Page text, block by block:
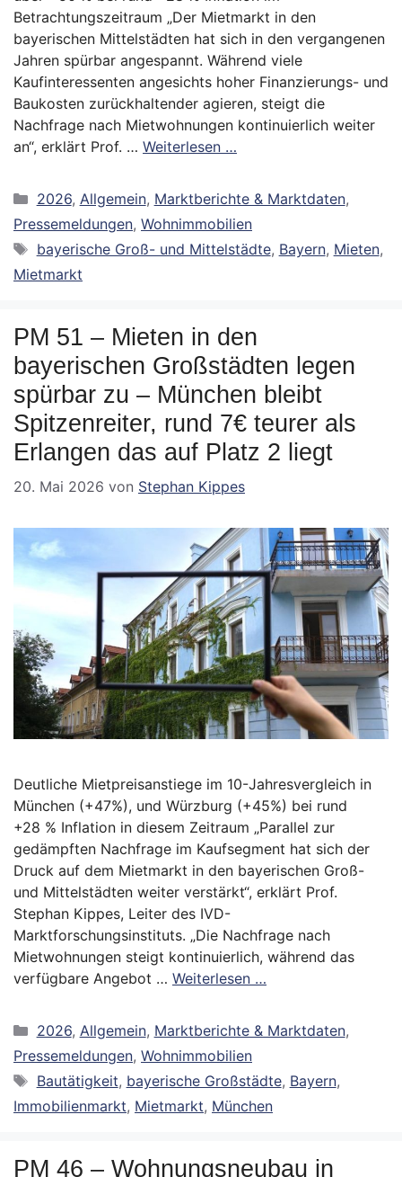
Betrachtungszeitraum „Der Mietmarkt in den
bayerischen Mittelstädten hat sich in den vergangenen
Jahren spürbar angespannt. Während viele
Kaufinteressenten angesichts hoher Finanzierungs- und
Baukosten zurückhaltender agieren, steigt die
Nachfrage nach Mietwohnungen kontinuierlich weiter
an“, erklärt Prof. … Weiterlesen …
Kategorien
2026, Allgemein, Marktberichte & Marktdaten,
Pressemeldungen, Wohnimmobilien
Schlagwörter
bayerische Groß- und Mittelstädte, Bayern, Mieten,
Mietmarkt
PM 51 – Mieten in den
bayerischen Großstädten legen
spürbar zu – München bleibt
Spitzenreiter, rund 7€ teurer als
Erlangen das auf Platz 2 liegt
20. Mai 2026 von Stephan Kippes
Deutliche Mietpreisanstiege im 10-Jahresvergleich in
München (+47%), und Würzburg (+45%) bei rund
+28 % Inflation in diesem Zeitraum „Parallel zur
gedämpften Nachfrage im Kaufsegment hat sich der
Druck auf dem Mietmarkt in den bayerischen Groß-
und Mittelstädten weiter verstärkt“, erklärt Prof.
Stephan Kippes, Leiter des IVD-
Marktforschungsinstituts. „Die Nachfrage nach
Mietwohnungen steigt kontinuierlich, während das
verfügbare Angebot … Weiterlesen …
Kategorien
2026, Allgemein, Marktberichte & Marktdaten,
Pressemeldungen, Wohnimmobilien
Schlagwörter
Bautätigkeit, bayerische Großstädte, Bayern,
Immobilienmarkt, Mietmarkt, München
PM 46 – Wohnungsneubau in